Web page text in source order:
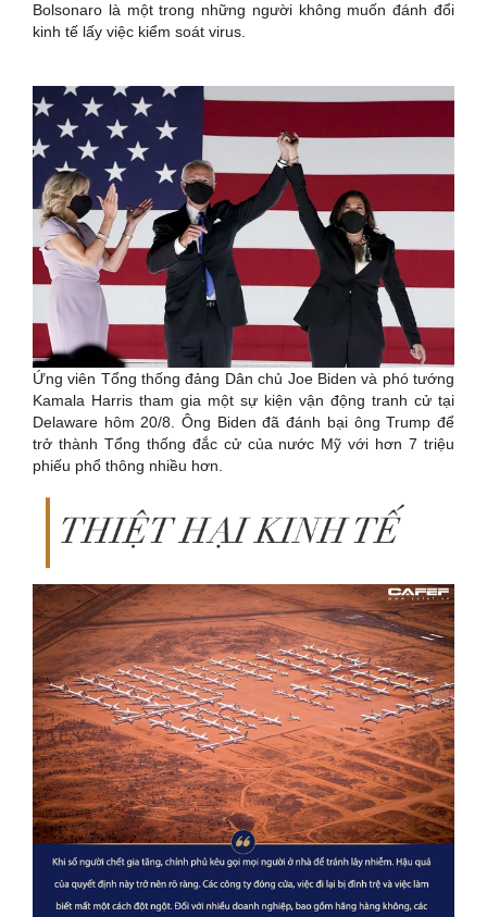
Bolsonaro là một trong những người không muốn đánh đổi
kinh tế lấy việc kiểm soát virus.
Ứng viên Tổng thống đảng Dân chủ Joe Biden và phó tướng
Kamala Harris tham gia một sự kiện vận động tranh cử tại
Delaware hôm 20/8. Ông Biden đã đánh bại ông Trump để
trở thành Tổng thống đắc cử của nước Mỹ với hơn 7 triệu
phiếu phổ thông nhiều hơn.